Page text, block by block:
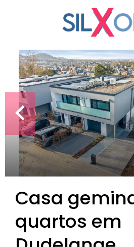
Casa
quartos em